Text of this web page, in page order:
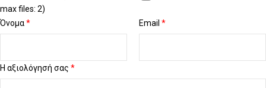
Η αξιολόγησή σας *
max files: 2)
Όνομα* Email *